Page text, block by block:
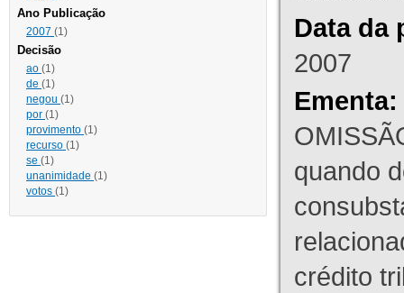
Ano Publicação
2007 (1)
Decisão
ao (1)
de (1)
negou (1)
por (1)
provimento (1)
recurso (1)
se (1)
unanimidade (1)
votos (1)
Data da
2007
Ementa:
quando
crédito